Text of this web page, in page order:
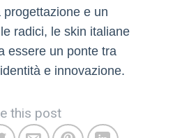
progettazione e un
radici, le skin italiane
essere un ponte tra
e innovazione.
this post